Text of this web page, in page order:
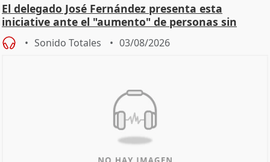
El delegado José Fernández presenta esta
iniciative ante el "aumento" de personas sin
hogar en Madri
Sonido Totales 03/08/2026